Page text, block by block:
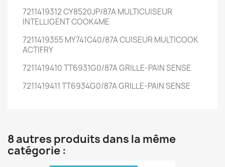
7211419312 CY8520JP/87A MULTICUISEUR
INTELLIGENT COOK4ME
7211419355 MY741C40/87A CUISEUR MULTICOOK
ACTIFRY
7211419410 TT6931G0/87A GRILLE-PAIN SENSE
7211419411 TT6934G0/87A GRILLE-PAIN SENSE
8 autres produits dans la même
catégorie :